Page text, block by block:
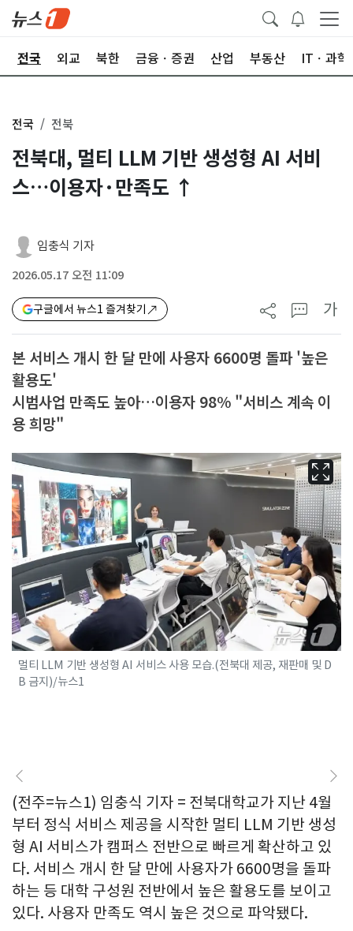
전국 외교 북한 금융ㆍ증권 산업 부동산 ITㆍ과학
전국 전북
전북대, 멀티 LLM 기반 생성형 AI 서비
스…이용자·만족도 ↑
임충식 기자
2026.05.17 오전 11:09
구글에서 뉴스1 즐겨찾기 가
본 서비스 개시 한 달 만에 사용자 6600명 돌파 '높은
활용도'
시범사업 만족도 높아…이용자 98% "서비스 계속 이
용 희망"
멀티 LLM 기반 생성형 AI 서비스 사용 모습.(전북대 제공, 재판매 및 D
B 금지)/뉴스1
(전주=뉴스1) 임충식 기자 = 전북대학교가 지난 4월
부터 정식 서비스 제공을 시작한 멀티 LLM 기반 생성
형 AI 서비스가 캠퍼스 전반으로 빠르게 확산하고 있
다. 서비스 개시 한 달 만에 사용자가 6600명을 돌파
하는 등 대학 구성원 전반에서 높은 활용도를 보이고
있다. 사용자 만족도 역시 높은 것으로 파악됐다.